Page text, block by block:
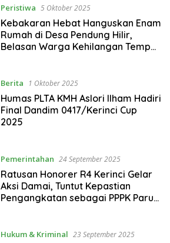
Peristiwa 5 Oktober 2025
Kebakaran Hebat Hanguskan Enam
Rumah di Desa Pendung Hilir,
Belasan Warga Kehilangan Tempat
Berita 1 Oktober 2025
Humas PLTA KMH Aslori Ilham Hadiri
Final Dandim 0417/Kerinci Cup
2025
Pemerintahan 24 September 2025
Ratusan Honorer R4 Kerinci Gelar
Aksi Damai, Tuntut Kepastian
Pengangkatan sebagai PPPK Paruh
Hukum & Kriminal 23 September 2025